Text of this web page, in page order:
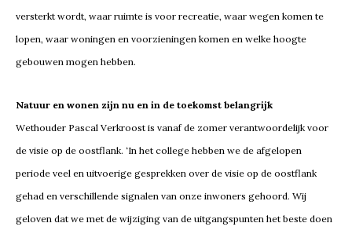
versterkt wordt, waar ruimte is voor recreatie, waar wegen komen te
lopen, waar woningen en voorzieningen komen en welke hoogte
gebouwen mogen hebben.
Natuur en wonen zijn nu en in de toekomst belangrijk
Wethouder Pascal Verkroost is vanaf de zomer verantwoordelijk voor
de visie op de oostflank. ‘In het college hebben we de afgelopen
periode veel en uitvoerige gesprekken over de visie op de oostflank
gehad en verschillende signalen van onze inwoners gehoord. Wij
geloven dat we met de wijziging van de uitgangspunten het beste doen